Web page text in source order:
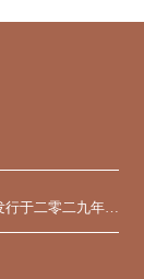
于二零二九年到
满期限前收到的